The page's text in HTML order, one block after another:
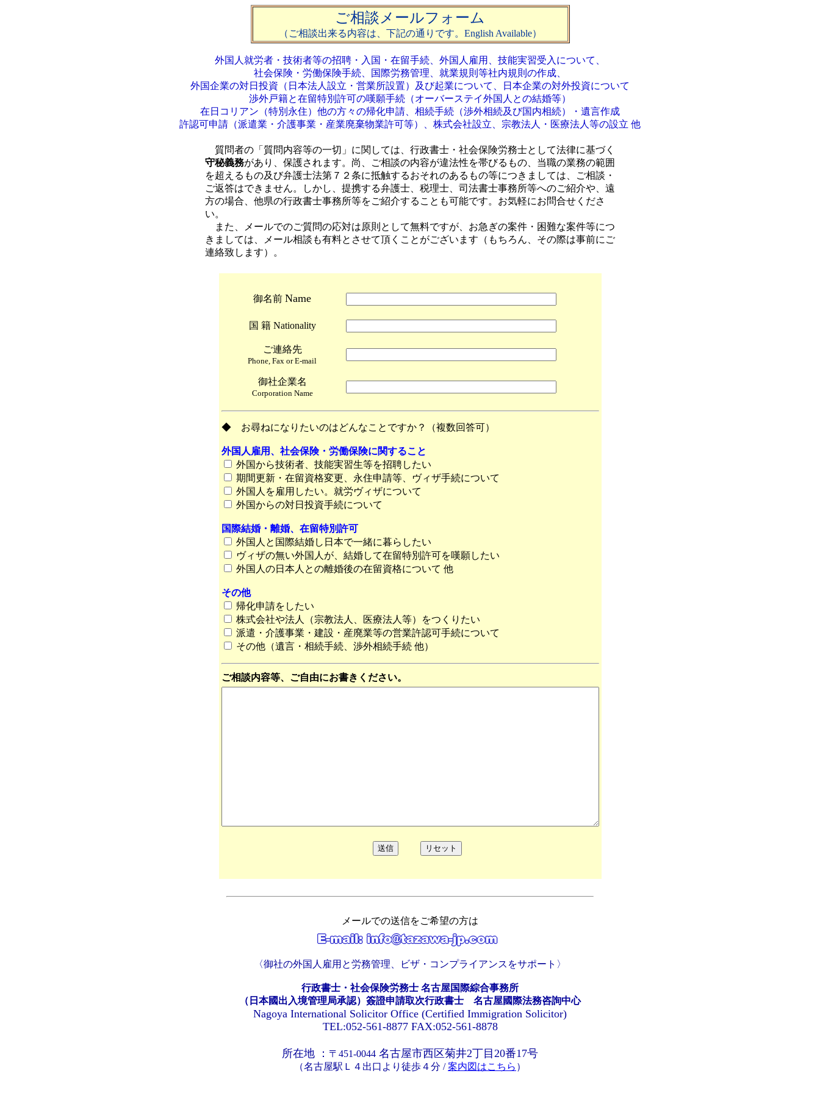
ご相談メールフォーム
（ご相談出来る内容は、下記の通りです。English Available）
外国人就労者・技術者等の招聘・入国・在留手続、外国人雇用、技能実習受入について、
社会保険・労働保険手続、
国際労務管理、 就業規則等社内規則の作成、
外国企業の対日投資（日本法人設立・営業所設置）及び起業について、日本企業の対外投資について
渉外戸籍と在留特別許可の嘆願手続（オーバーステイ外国人との結婚等）
在日コリアン（特別永住）他の方々の帰化申請、相続手続（渉外相続及び国内相続）・ 遺言作成
許認可申請（派遣業・介護事業・産業廃棄物業許可等）、株式会社設立、宗教法人・医療法人等の設立 他
質問者の「質問内容等の一切」に関しては、行政書士・社会保険労務士として法律に基づく
守秘義務があり、保護されます。尚、ご相談の内容が違法性を帯びるもの、当職の業務の範囲
を超えるもの及び弁護士法第７２条に抵触するおそれのあるもの等につきましては、ご相談・
ご返答はできません。しかし、提携する弁護士、税理士、司法書士事務所等へのご紹介や、遠
方の場合、他県の行政書士事務所等をご紹介することも可能です。お気軽にお問合せくださ
い。
また、メールでのご質問の応対は原則として無料ですが、お急ぎの案件・困難な案件等につ
きましては、メール相談も有料とさせて頂くことがございます（もちろん、その際は事前にご
連絡致します）。
御名前 Name
国 籍 Nationality
ご連絡先
Phone, Fax or E-mail
御社企業名
Corporation Name
◆ お尋ねになりたいのはどんなことですか？（複数回答可）
外国人雇用、社会保険・労働保険に関すること
外国から技術者、技能実習生等を招聘したい
期間更新・在留資格変更、永住申請等、ヴィザ手続について
外国人を雇用したい。就労ヴィザについて
外国からの対日投資手続について
国際結婚・離婚、在留特別許可
外国人と国際結婚し日本で一緒に暮らしたい
ヴィザの無い外国人が、結婚して在留特別許可を嘆願したい
外国人の日本人との離婚後の在留資格について 他
その他
帰化申請をしたい
株式会社や法人（宗教法人、医療法人等）をつくりたい
派遣・介護事業・建設・産廃業等の営業許認可手続について
その他（遺言・相続手続、渉外相続手続 他）
ご相談内容等、ご自由にお書きください。
メールでの送信をご希望の方は
〈御社の外国人雇用と労務管理、ビザ・コンプライアンスをサポート〉
行政書士・社会保険労務士 名古屋国際綜合事務所
（日本國出入境管理局承認）簽證申請取次行政書士 名古屋國際法務咨詢中心
Nagoya International Solicitor Office (Certified Immigration Solicitor)
TEL:052-561-8877 FAX:052-561-8878
所在地 ： 〒451-0044 名古屋市西区菊井2丁目20番17号
（名古屋駅Ｌ４出口より徒歩４分 /案内図はこちら ）